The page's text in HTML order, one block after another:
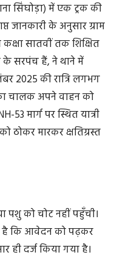
सिंघोड़ा) में एक ट्रक की
जानकारी के अनुसार ग्राम
कक्षा सातवीं तक शिक्षित
के सरपंच हैं, ने थाने में
2025 की रात्रि लगभग
चालक अपने वाहन को
मार्ग पर स्थित यात्री
ठोकर मारकर क्षतिग्रस्त
पशु को चोट नहीं पहुँची।
है कि आवेदन को पढ़कर
दर्ज किया गया है।